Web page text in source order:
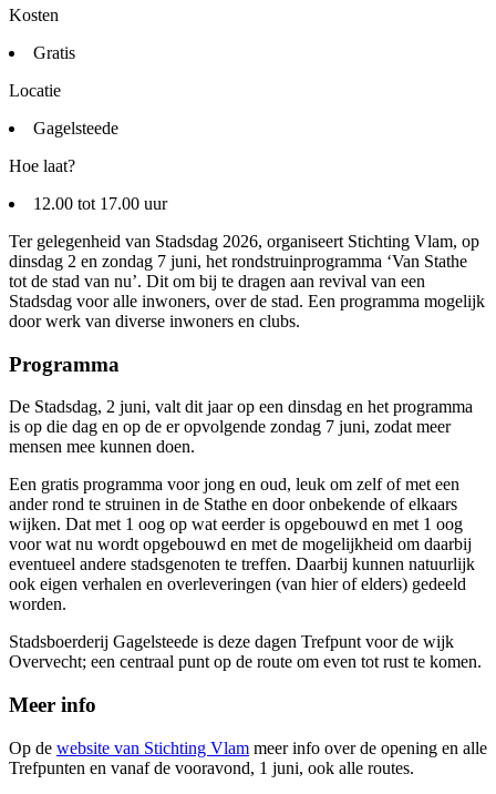
Kosten
Gratis
Locatie
Gagelsteede
Hoe laat?
12.00 tot 17.00 uur
Ter gelegenheid van Stadsdag 2026, organiseert Stichting Vlam, op
dinsdag 2 en zondag 7 juni, het rondstruinprogramma ‘Van Stathe
tot de stad van nu’. Dit om bij te dragen aan revival van een
Stadsdag voor alle inwoners, over de stad. Een programma mogelijk
door werk van diverse inwoners en clubs.
Programma
De Stadsdag, 2 juni, valt dit jaar op een dinsdag en het programma
is op die dag en op de er opvolgende zondag 7 juni, zodat meer
mensen mee kunnen doen.
Een gratis programma voor jong en oud, leuk om zelf of met een
ander rond te struinen in de Stathe en door onbekende of elkaars
wijken. Dat met 1 oog op wat eerder is opgebouwd en met 1 oog
voor wat nu wordt opgebouwd en met de mogelijkheid om daarbij
eventueel andere stadsgenoten te treffen. Daarbij kunnen natuurlijk
ook eigen verhalen en overleveringen (van hier of elders) gedeeld
worden.
Stadsboerderij Gagelsteede is deze dagen Trefpunt voor de wijk
Overvecht; een centraal punt op de route om even tot rust te komen.
Meer info
Op de website van Stichting Vlam meer info over de opening en alle
Trefpunten en vanaf de vooravond, 1 juni, ook alle routes.